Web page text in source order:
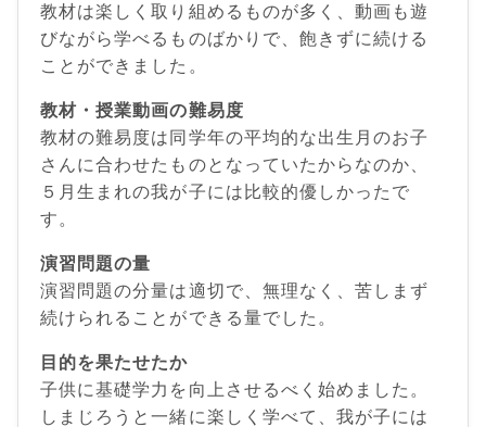
教材は楽しく取り組めるものが多く、動画も遊
びながら学べるものばかりで、飽きずに続ける
ことができました。
教材・授業動画の難易度
教材の難易度は同学年の平均的な出生月のお子
さんに合わせたものとなっていたからなのか、
５月生まれの我が子には比較的優しかったで
す。
演習問題の量
演習問題の分量は適切で、無理なく、苦しまず
続けられることができる量でした。
目的を果たせたか
子供に基礎学力を向上させるべく始めました。
しまじろうと一緒に楽しく学べて、我が子には